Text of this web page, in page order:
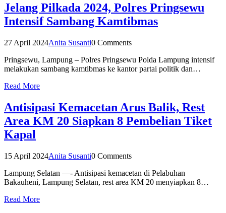
Jelang Pilkada 2024, Polres Pringsewu
Intensif Sambang Kamtibmas
27 April 2024Anita Susanti0 Comments
Pringsewu, Lampung – Polres Pringsewu Polda Lampung intensif
melakukan sambang kamtibmas ke kantor partai politik dan…
Read More
Antisipasi Kemacetan Arus Balik, Rest
Area KM 20 Siapkan 8 Pembelian Tiket
Kapal
15 April 2024Anita Susanti0 Comments
Lampung Selatan —- Antisipasi kemacetan di Pelabuhan
Bakauheni, Lampung Selatan, rest area KM 20 menyiapkan 8…
Read More